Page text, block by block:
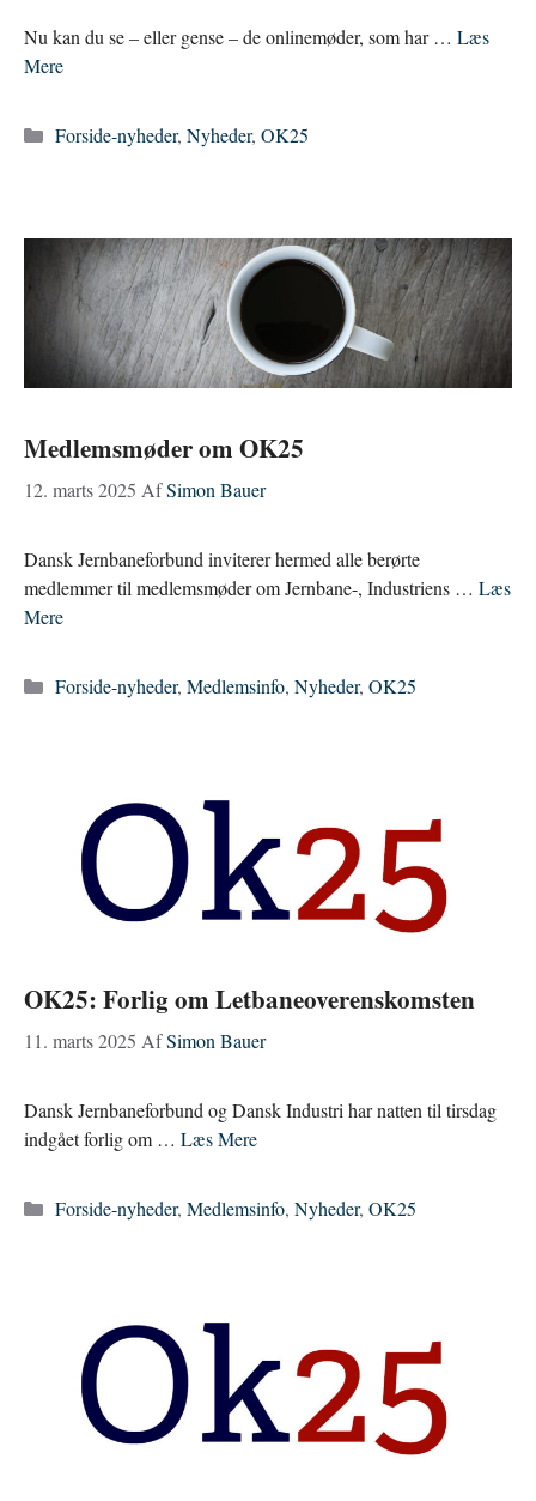
Nu kan du se – eller gense – de onlinemøder, som har … Læs
Mere
Kategorier
Forside-nyheder, Nyheder, OK25
Medlemsmøder om OK25
12. marts 2025 AfSimon Bauer
Dansk Jernbaneforbund inviterer hermed alle berørte
medlemmer til medlemsmøder om Jernbane-, Industriens … Læs
Mere
Kategorier
Forside-nyheder, Medlemsinfo, Nyheder, OK25
OK25: Forlig om Letbaneoverenskomsten
11. marts 2025 AfSimon Bauer
Dansk Jernbaneforbund og Dansk Industri har natten til tirsdag
indgået forlig om … Læs Mere
Kategorier
Forside-nyheder, Medlemsinfo, Nyheder, OK25